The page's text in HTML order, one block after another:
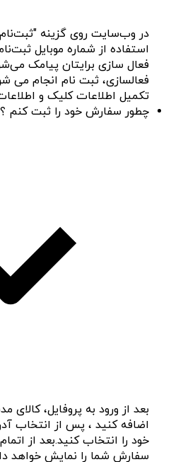
در وب‌سایت روی گزینه
استفاده از شماره موبایل
فعال سازی برایتان پیامک
فعالسازی، ثبت نام انجام
تکمیل اطلاعات کلیک و
چطور سفارش خود را ثبت کنم ؟
بعد از ورود به پروفایل، کالای
اضافه کنید ، پس از انتخاب
خود را انتخاب کنید.بعد از
سفارش شما را نمایش خواهد